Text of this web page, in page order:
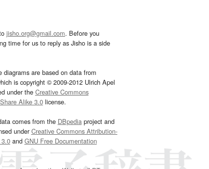
jisho.org@gmail.com. Before you
time for us to reply as Jisho is a side
diagrams are based on data from
is copyright © 2009-2012 Ulrich Apel
under the Creative Commons
Alike 3.0license.
comes from the DBpediaproject and
underCreative Commons Attribution-
and GNU Free Documentation